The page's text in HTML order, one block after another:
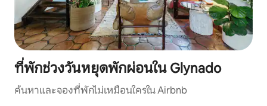
ที่พักช่วงวันหยุดพักผ่อนใน Glynado
ค้นหาและจองที่พักไม่เหมือนใครใน Airbnb